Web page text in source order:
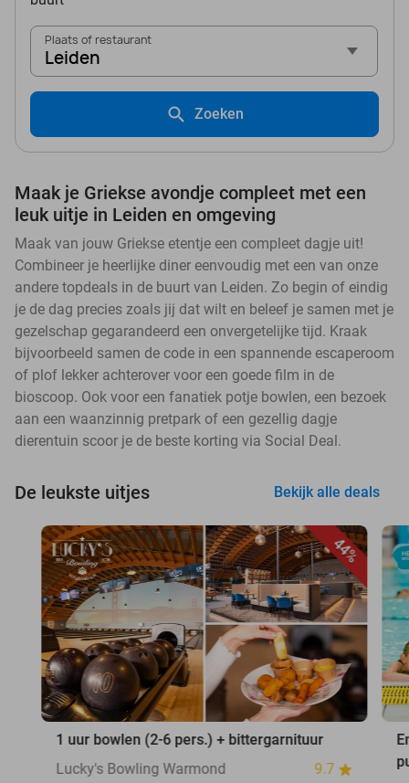
Plaats of restaurant
Leiden
Zoeken
Maak je Griekse avondje compleet met een
leuk uitje in Leiden en omgeving
Maak van jouw Griekse etentje een compleet dagje uit!
Combineer je heerlijke diner eenvoudig met een van onze
andere topdeals in de buurt van Leiden. Zo begin of eindig
je de dag precies zoals jij dat wilt en beleef je samen met je
gezelschap gegarandeerd een onvergetelijke tijd. Kraak
bijvoorbeeld samen de code in een spannende escaperoom
of plof lekker achterover voor een goede film in de
bioscoop. Ook voor een fanatiek potje bowlen, een bezoek
aan een waanzinnig pretpark of een gezellig dagje
dierentuin scoor je de beste korting via Social Deal.
De leukste uitjes Bekijk alle deals
44%
1 uur bowlen (2-6 pers.) + bittergarnituur
Lucky's Bowling Warmond
9.7